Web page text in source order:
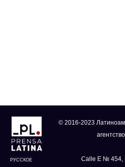
РУССКОЕ
© 2016-2023
Calle E № 454,